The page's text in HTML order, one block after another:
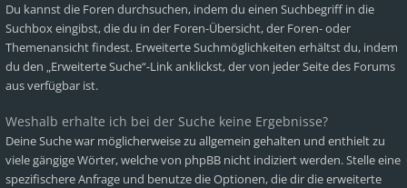
Du kannst die Foren durchsuchen, indem du einen Suchbegriff in die
Suchbox eingibst, die du in der Foren-Übersicht, der Foren- oder
Themenansicht findest. Erweiterte Suchmöglichkeiten erhältst du, indem
du den „Erweiterte Suche“-Link anklickst, der von jeder Seite des Forums
aus verfügbar ist.
Weshalb erhalte ich bei der Suche keine Ergebnisse?
Deine Suche war möglicherweise zu allgemein gehalten und enthielt zu
viele gängige Wörter, welche von phpBB nicht indiziert werden. Stelle eine
spezifischere Anfrage und benutze die Optionen, die dir die erweiterte